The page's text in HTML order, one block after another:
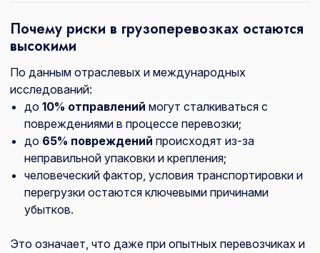
Почему риски в грузоперевозках остаются
высокими
По данным отраслевых и международных
исследований:
до 10% отправлений могут сталкиваться с
повреждениями в процессе перевозки;
до 65% повреждений происходят из-за
неправильной упаковки и крепления;
человеческий фактор, условия транспортировки и
перегрузки остаются ключевыми причинами
убытков.
Это означает, что даже при опытных перевозчиках и